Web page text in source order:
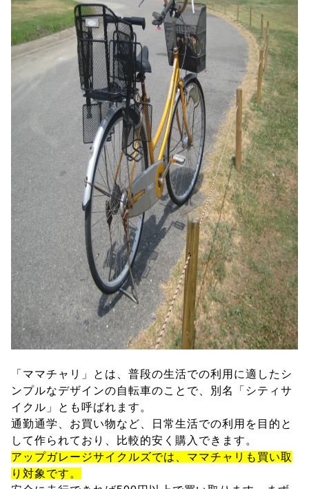
「ママチャリ」とは、普段の生活での利用に適したシ
ンプルなデザインの自転車のことで、別名「シティサ
イクル」とも呼ばれます。
通勤通学、お買い物など、日常生活での利用を目的と
して作られており、比較的安く購入できます。
アップガレージサイクルズでは、ママチャリも買い取
り対象です。